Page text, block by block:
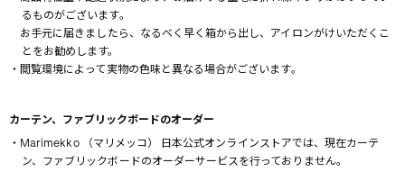
るものがございます。
お手元に届きましたら、なるべく早く箱から出し、アイロンがけいただくこ
とをお勧めします。
・閲覧環境によって実物の色味と異なる場合がございます。
カーテン、ファブリックボードのオーダー
・Marimekko （マリメッコ） 日本公式オンラインストアでは、現在カーテ
ン、ファブリックボードのオーダーサービスを行っておりません。